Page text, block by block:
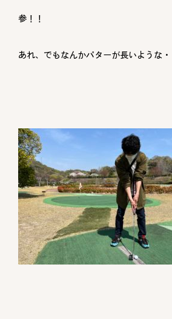
参！！
あれ、でもなんかパターが長いような・